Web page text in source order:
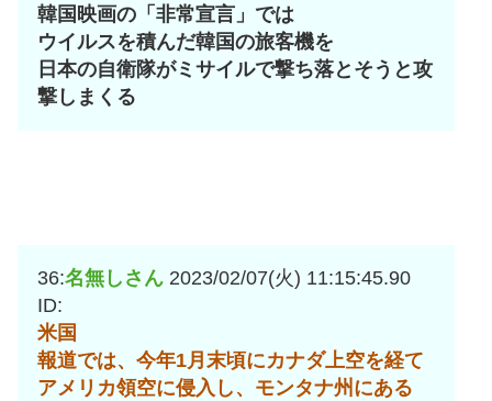
韓国映画の「非常宣言」では
ウイルスを積んだ韓国の旅客機を
日本の自衛隊がミサイルで撃ち落とそうと攻
撃しまくる
36:名無しさん 2023/02/07(火) 11:15:45.90
ID:
米国
報道では、今年1月末頃にカナダ上空を経て
アメリカ領空に侵入し、モンタナ州にある